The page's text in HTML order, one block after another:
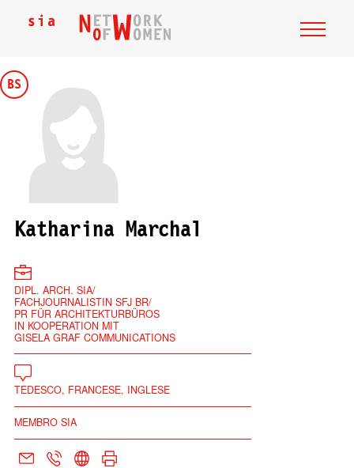
BS
Katharina Marchal
DIPL. ARCH. SIA/
FACHJOURNALISTIN SFJ BR/
PR FÜR ARCHITEKTURBÜROS
IN KOOPERATION MIT
GISELA GRAF COMMUNICATIONS
TEDESCO, FRANCESE, INGLESE
MEMBRO SIA